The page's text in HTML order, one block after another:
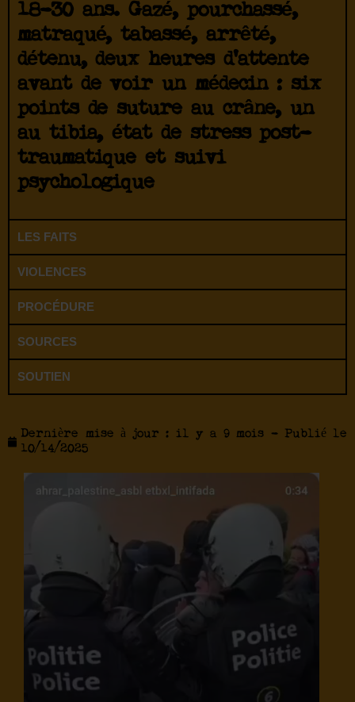
18-30 ans. Gazé, pourchassé,
matraqué, tabassé, arrêté,
détenu, deux heures d’attente
avant de voir un médecin : six
points de suture au crâne, un
au tibia, état de stress post-
traumatique et suivi
psychologique
LES FAITS
VIOLENCES
PROCÉDURE
SOURCES
SOUTIEN
Dernière mise à jour : il y a 9 mois - Publié le
10/14/2025